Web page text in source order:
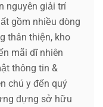
nguyên giải trí
gồm nhiều dòng
thân thiện, kho
mãi dĩ nhiên
thông tin &
chú y đến quý
đựng sở hữu